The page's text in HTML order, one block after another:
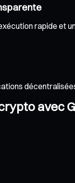
rapide et
avec